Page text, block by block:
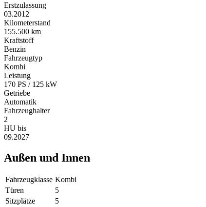
Erstzulassung
03.2012
Kilometerstand
155.500 km
Kraftstoff
Benzin
Fahrzeugtyp
Kombi
Leistung
170 PS / 125 kW
Getriebe
Automatik
Fahrzeughalter
2
HU bis
09.2027
Außen und Innen
Fahrzeugklasse Kombi
Türen
5
Sitzplätze
5